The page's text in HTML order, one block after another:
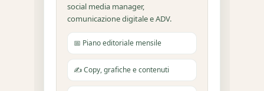
social media manager,
comunicazione digitale e ADV.
📅 Piano editoriale mensile
✍️ Copy, grafiche e contenuti